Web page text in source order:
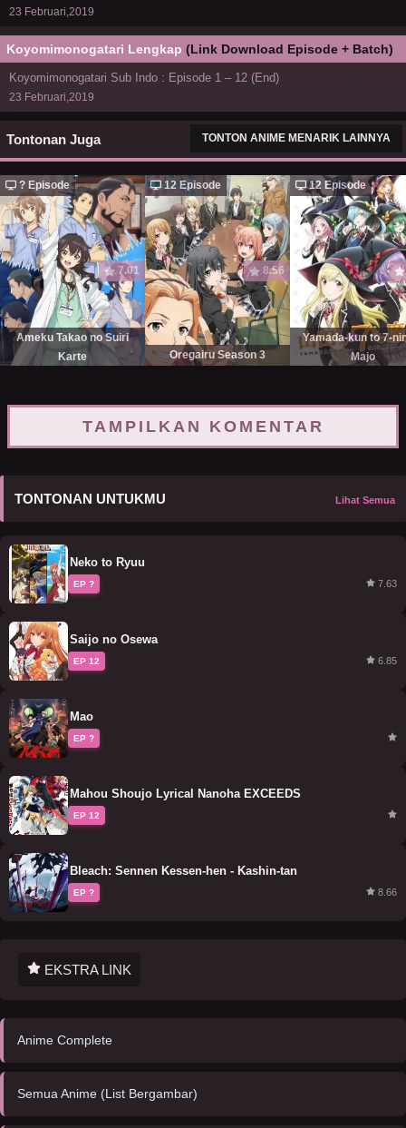
23 Februari,2019
Koyomimonogatari Lengkap (Link Download Episode + Batch)
Koyomimonogatari Sub Indo : Episode 1 – 12 (End)
23 Februari,2019
Tontonan Juga TONTON ANIME MENARIK LAINNYA
? Episode
7.01
Ameku Takao no Suiri
Karte
12 Episode
8.56
Oregairu Season 3
12 Episode
Yamada-kun to 7-
Majo
TAMPILKAN KOMENTAR
TONTONAN UNTUKMU Lihat Semua
Neko to Ryuu
EP ? 7.63
Saijo no Osewa
EP 12 6.85
Mao
EP ?
Mahou Shoujo Lyrical Nanoha EXCEEDS
EP 12
Bleach: Sennen Kessen-hen - Kashin-tan
EP ? 8.66
EKSTRA LINK
Anime Complete
Semua Anime (List Bergambar)